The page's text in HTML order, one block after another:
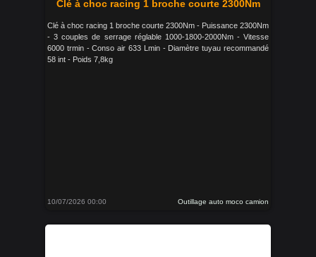
Clé à choc racing 1 broche courte 2300Nm
Clé à choc racing 1 broche courte 2300Nm - Puissance 2300Nm
- 3 couples de serrage réglable 1000-1800-2000Nm - Vitesse
6000 trmin - Conso air 633 Lmin - Diamètre tuyau recommandé
58 int - Poids 7,8kg
10/07/2026 00:00 Outillage auto moco camion